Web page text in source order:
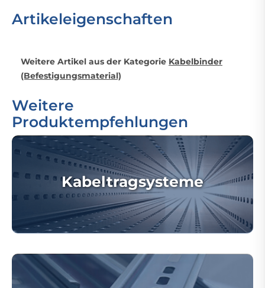
Artikeleigenschaften
Weitere Artikel aus der Kategorie Kabelbinder
(Befestigungsmaterial)
Weitere
Produktempfehlungen
Kabeltragsysteme